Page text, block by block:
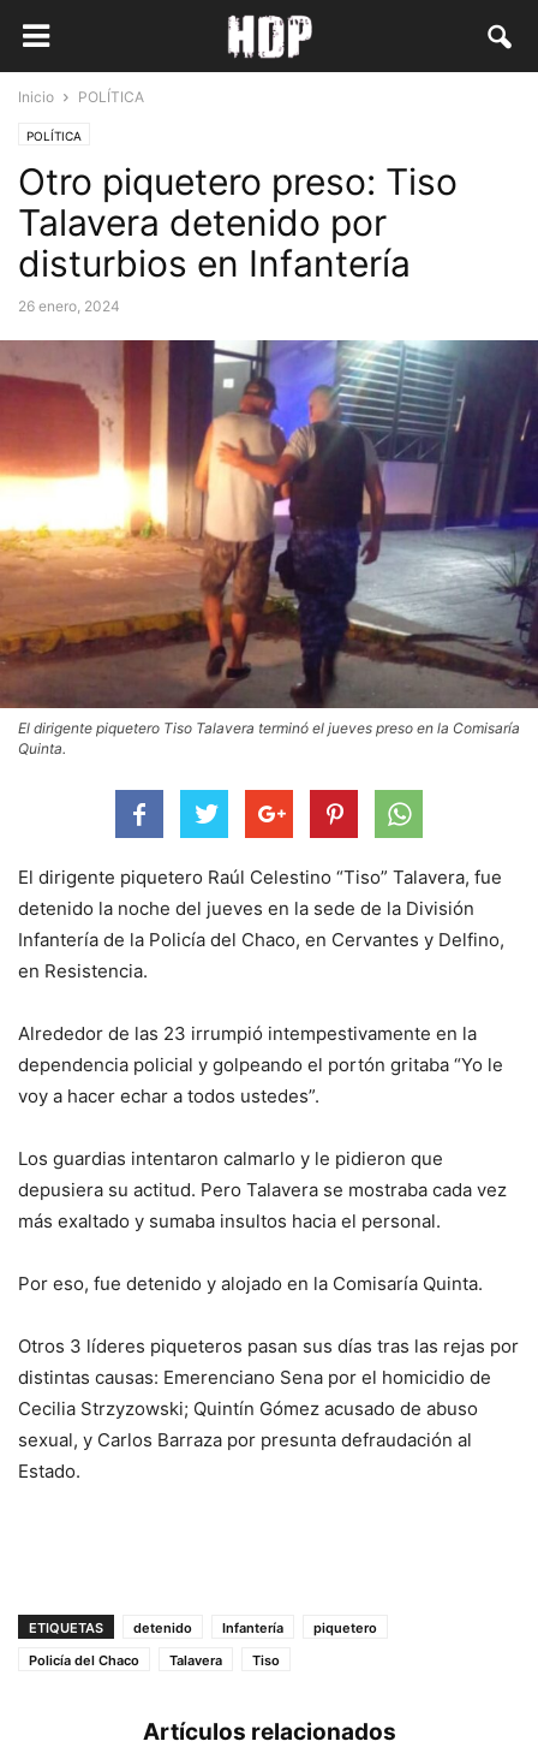
Inicio POLÍTICA
POLÍTICA
Otro piquetero preso: Tiso
Talavera detenido por
disturbios en Infantería
26 enero, 2024
El dirigente piquetero Tiso Talavera terminó el jueves preso en la Comisaría
Quinta.
El dirigente piquetero Raúl Celestino “Tiso” Talavera, fue
detenido la noche del jueves en la sede de la División
Infantería de la Policía del Chaco, en Cervantes y Delfino,
en Resistencia.
Alrededor de las 23 irrumpió intempestivamente en la
dependencia policial y golpeando el portón gritaba “Yo le
voy a hacer echar a todos ustedes”.
Los guardias intentaron calmarlo y le pidieron que
depusiera su actitud. Pero Talavera se mostraba cada vez
más exaltado y sumaba insultos hacia el personal.
Por eso, fue detenido y alojado en la Comisaría Quinta.
Otros 3 líderes piqueteros pasan sus días tras las rejas por
distintas causas: Emerenciano Sena por el homicidio de
Cecilia Strzyzowski; Quintín Gómez acusado de abuso
sexual, y Carlos Barraza por presunta defraudación al
Estado.
ETIQUETAS detenido Infantería
piquetero
Policía del Chaco
Talavera Tiso
Artículos relacionados